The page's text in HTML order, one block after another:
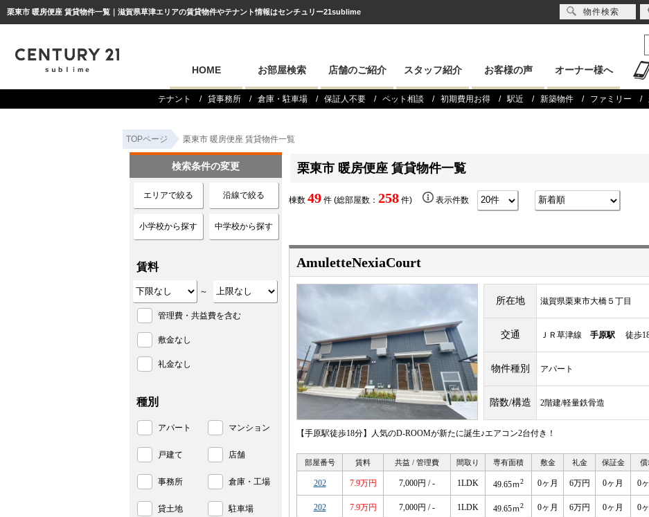
栗東市 暖房便座 賃貸物件一覧｜滋賀県草津エリアの賃貸物件やテナント情報はセンチュリー21sublime
HOME お部屋検索 店舗のご紹介 スタッフ紹介 お客様の声 オーナー様へ
テナント 貸事務所 倉庫・駐車場 保証人不要 ペット相談 初期費用お得 駅近 新築物件 ファミリー
TOPページ 栗東市 暖房便座 賃貸物件一覧
栗東市 暖房便座 賃貸物件一覧
棟数 49 件 (総部屋数： 258 件) 表示件数
AmuletteNexiaCourt
所在地 滋賀県栗東市大橋５丁目
交通 ＪＲ草津線 手原駅 徒歩
物件種別 アパート
階数/構造 2階建/軽量鉄骨造
【手原駅徒歩18分】人気のD-ROOMが新たに誕生♪エアコン2台付き！
部屋番号 賃料 共益 / 管理費 間取り 専有面積 敷金 礼金 保証金 償
202 7.9万円 7,000円 / - 1LDK 49.65ｍ2 0ヶ月 6万円 0ヶ月 0
202 7.9万円 7,000円 / - 1LDK 49.65ｍ2 0ヶ月 6万円 0ヶ月 0
検索条件の変更
エリアで絞る 沿線で絞る
小学校から探す 中学校から探す
賃料
～
管理費・共益費を含む
敷金なし
礼金なし
種別
アパート マンション
戸建て 店舗
事務所 倉庫・工場
貸土地 駐車場
物件検索